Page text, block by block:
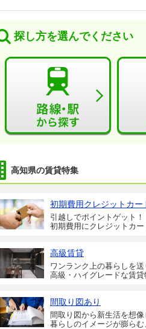
探し方を選んでください
高知県の賃貸特集
初期費用クレジットカー
引越しでポイントゲット！
初期費用にクレジットカ
高級賃貸
ワンランク上の暮らしを
高級・ハイグレードな賃貸
間取り図あり
間取り図から新生活を想像
暮らしのイメージが膨ら